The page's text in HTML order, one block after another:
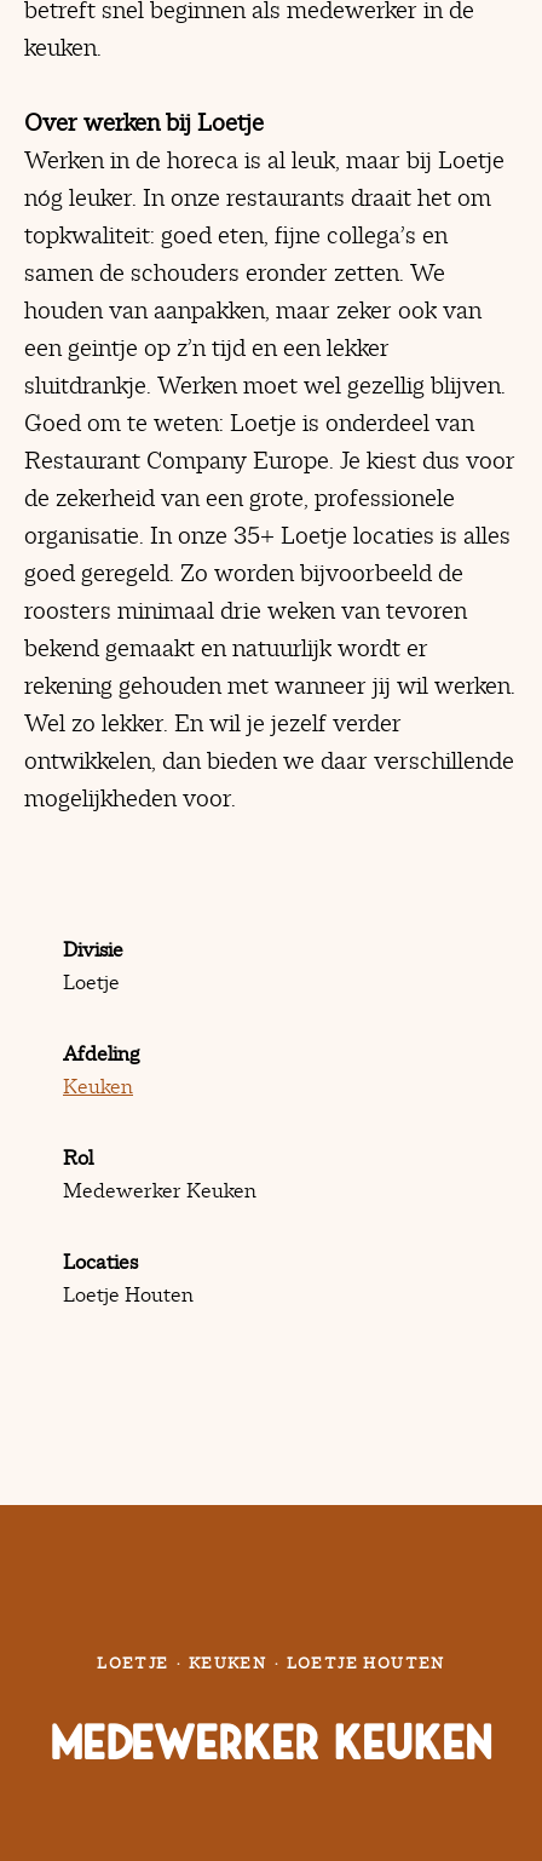
betreft snel beginnen als medewerker in de
keuken.
Over werken bij Loetje
Werken in de horeca is al leuk, maar bij Loetje
nóg leuker. In onze restaurants draait het om
topkwaliteit: goed eten, fijne collega’s en
samen de schouders eronder zetten. We
houden van aanpakken, maar zeker ook van
een geintje op z’n tijd en een lekker
sluitdrankje. Werken moet wel gezellig blijven.
Goed om te weten: Loetje is onderdeel van
Restaurant Company Europe. Je kiest dus voor
de zekerheid van een grote, professionele
organisatie. In onze 35+ Loetje locaties is alles
goed geregeld. Zo worden bijvoorbeeld de
roosters minimaal drie weken van tevoren
bekend gemaakt en natuurlijk wordt er
rekening gehouden met wanneer jij wil werken.
Wel zo lekker. En wil je jezelf verder
ontwikkelen, dan bieden we daar verschillende
mogelijkheden voor.
Divisie
Loetje
Afdeling
Keuken
Rol
Medewerker Keuken
Locaties
Loetje Houten
LOETJE · KEUKEN · LOETJE HOUTEN
Medewerker Keuken